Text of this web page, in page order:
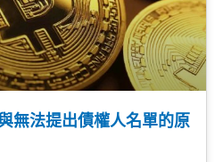
無法提出債權人名單的原